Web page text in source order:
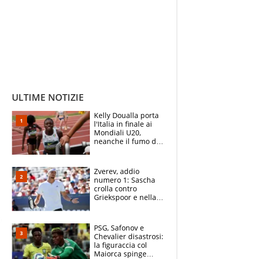
ULTIME NOTIZIE
Kelly Doualla porta
l'Italia in finale ai
Mondiali U20,
neanche il fumo di
Zverev, addio
numero 1: Sascha
crolla contro
Griekspoor e nella
terzo. Quanti malori
a Montreal
PSG, Safonov e
Chevalier disastrosi:
la figuraccia col
Maiorca spinge